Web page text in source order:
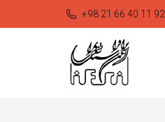
+98 21 66 40 11